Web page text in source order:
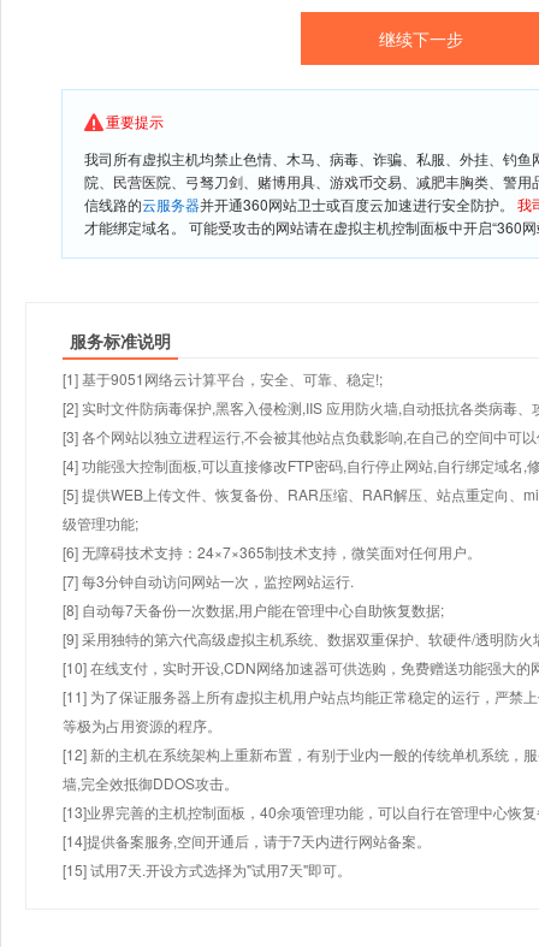
重要提示
我司所有虚拟主机均禁止色情、木马、病毒、诈骗、私服、外挂、钓
院、民营医院、弓驽刀剑、赌博用具、游戏币交易、减肥丰胸类、警
信线路的云服务器并开通360网站卫士或百度云加速进行安全防护。 我
才能绑定域名。 可能受攻击的网站请在虚拟主机控制面板中开启“360
服务标准说明
[1] 基于9051网络云计算平台，安全、可靠、稳定!;
[2] 实时文件防病毒保护,黑客入侵检测,IIS 应用防火墙,自动抵抗各类病毒、
[3] 各个网站以独立进程运行,不会被其他站点负载影响,在自己的空间中可
[4] 功能强大控制面板,可以直接修改FTP密码,自行停止网站,自行绑定域名,
[5] 提供WEB上传文件、恢复备份、RAR压缩、RAR解压、站点重定向、
级管理功能;
[6] 无障碍技术支持：24×7×365制技术支持，微笑面对任何用户。
[7] 每3分钟自动访问网站一次，监控网站运行.
[8] 自动每7天备份一次数据,用户能在管理中心自助恢复数据;
[9] 采用独特的第六代高级虚拟主机系统、数据双重保护、软硬件/透明防火
[10] 在线支付，实时开设,CDN网络加速器可供选购，免费赠送功能强大
[11] 为了保证服务器上所有虚拟主机用户站点均能正常稳定的运行，严禁
等极为占用资源的程序。
[12] 新的主机在系统架构上重新布置，有别于业内一般的传统单机系统，
墙,完全效抵御DDOS攻击。
[13]业界完善的主机控制面板，40余项管理功能，可以自行在管理中心恢
[14]提供备案服务,空间开通后，请于7天内进行网站备案。
[15] 试用7天.开设方式选择为"试用7天"即可。